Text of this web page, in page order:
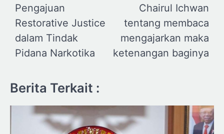
Pengajuan
Restorative Justice
dalam Tindak
Pidana Narkotika
Chairul Ichwan
tentang membaca
mengajarkan maka
ketenangan baginya
Berita Terkait :